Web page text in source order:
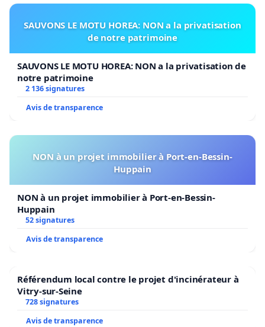
SAUVONS LE MOTU HOREA: NON a la privatisation
de notre patrimoine
SAUVONS LE MOTU HOREA: NON a la privatisation de
notre patrimoine
2 136 signatures
Avis de transparence
NON à un projet immobilier à Port-en-Bessin-
Huppain
NON à un projet immobilier à Port-en-Bessin-
Huppain
52 signatures
Avis de transparence
Référendum local contre le projet d'incinérateur à
Vitry-sur-Seine
728 signatures
Avis de transparence